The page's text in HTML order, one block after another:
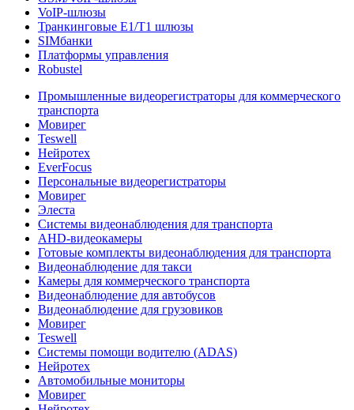
VoIP-шлюзы
Транкинговые E1/T1 шлюзы
SIMбанки
Платформы управления
Robustel
Промышленные видеорегистраторы для коммерческого
транспорта
Мовирег
Teswell
Нейротех
EverFocus
Персональные видеорегистраторы
Мовирег
Элеста
Системы видеонаблюдения для транспорта
AHD-видеокамеры
Готовые комплекты видеонаблюдения для транспорта
Видеонаблюдение для такси
Камеры для коммерческого транспорта
Видеонаблюдение для автобусов
Видеонаблюдение для грузовиков
Мовирег
Teswell
Системы помощи водителю (ADAS)
Нейротех
Автомобильные мониторы
Мовирег